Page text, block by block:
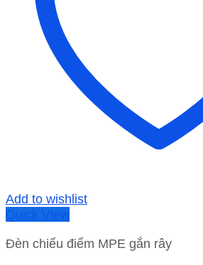
Add to wishlist
Quick View
Đèn chiếu điểm MPE gắn rây